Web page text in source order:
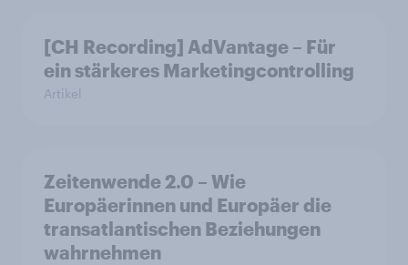
[CH Recording] AdVantage – Für
ein stärkeres Marketingcontrolling
Artikel
Zeitenwende 2.0 – Wie
Europäerinnen und Europäer die
transatlantischen Beziehungen
wahrnehmen